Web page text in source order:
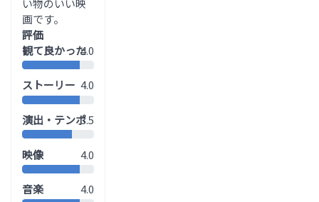
い物のいい映
画です。
評価
観て良かった4.0
ストーリー 4.0
演出・テンポ3.5
映像 4.0
音楽 4.0